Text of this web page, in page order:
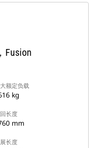
Fusion
额定负载
kg
长度
mm
长度